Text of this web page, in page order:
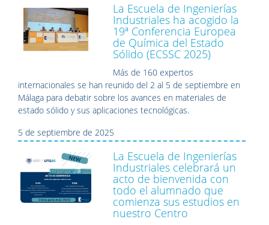
La Escuela de Ingenierías
Industriales ha acogido la
19ª Conferencia Europea
de Química del Estado
Sólido (ECSSC 2025)
Más de 160 expertos
internacionales se han reunido del 2 al 5 de septiembre en
Málaga para debatir sobre los avances en materiales de
estado sólido y sus aplicaciones tecnológicas.
5 de septiembre de 2025
La Escuela de Ingenierías
Industriales celebrará un
acto de bienvenida con
todo el alumnado que
comienza sus estudios en
nuestro Centro